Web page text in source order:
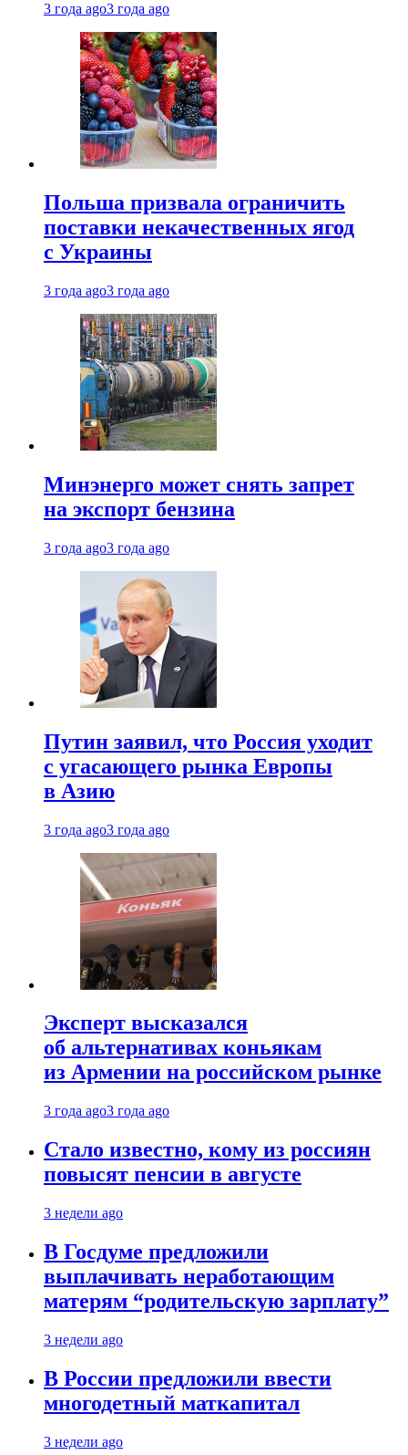
3 года ago3 года ago
Польша призвала ограничить
поставки некачественных ягод
с Украины
3 года ago3 года ago
Минэнерго может снять запрет
на экспорт бензина
3 года ago3 года ago
Путин заявил, что Россия уходит
с угасающего рынка Европы
в Азию
3 года ago3 года ago
Эксперт высказался
об альтернативах коньякам
из Армении на российском рынке
3 года ago3 года ago
Стало известно, кому из россиян
повысят пенсии в августе
3 недели ago
В Госдуме предложили
выплачивать неработающим
матерям “родительскую зарплату”
3 недели ago
В России предложили ввести
многодетный маткапитал
3 недели ago